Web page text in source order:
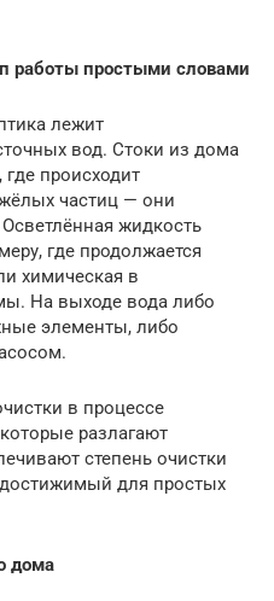
работы простыми словами
лежит
вод. Стоки из дома
происходит
частиц — они
жидкость
где продолжается
химическая в
На выходе вода либо
элементы, либо
в процессе
разлагают
степень очистки
для простых
дома